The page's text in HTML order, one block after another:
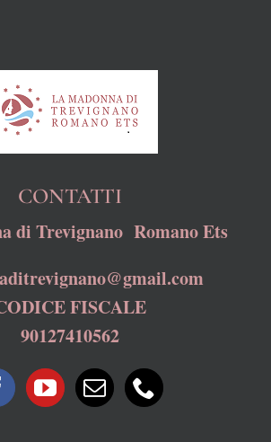
CONTATTI
di Trevignano Romano Ets
FISCALE
90127410562